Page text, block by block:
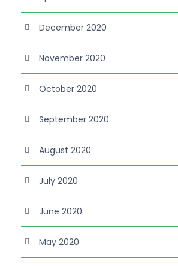
December 2020
November 2020
October 2020
September 2020
August 2020
July 2020
June 2020
May 2020